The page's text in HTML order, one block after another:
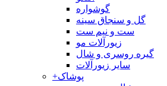
گوشواره
گل و سنجاق سینه
ست و نیم ست
زیورآلات مو
گیره روسری و شال
سایر زیورآلات
+پوشاک